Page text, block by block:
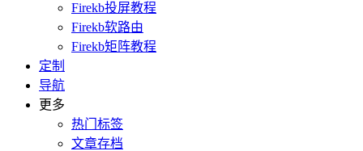
Firekb投屏教程
Firekb软路由
Firekb矩阵教程
定制
导航
更多
热门标签
文章存档